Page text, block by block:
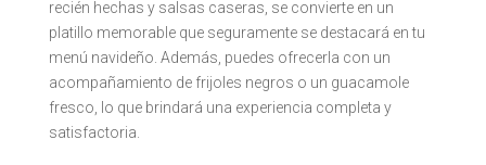
recién hechas y salsas caseras, se convierte en un
platillo memorable que seguramente se destacará en tu
menú navideño. Además, puedes ofrecerla con un
acompañamiento de frijoles negros o un guacamole
fresco, lo que brindará una experiencia completa y
satisfactoria.